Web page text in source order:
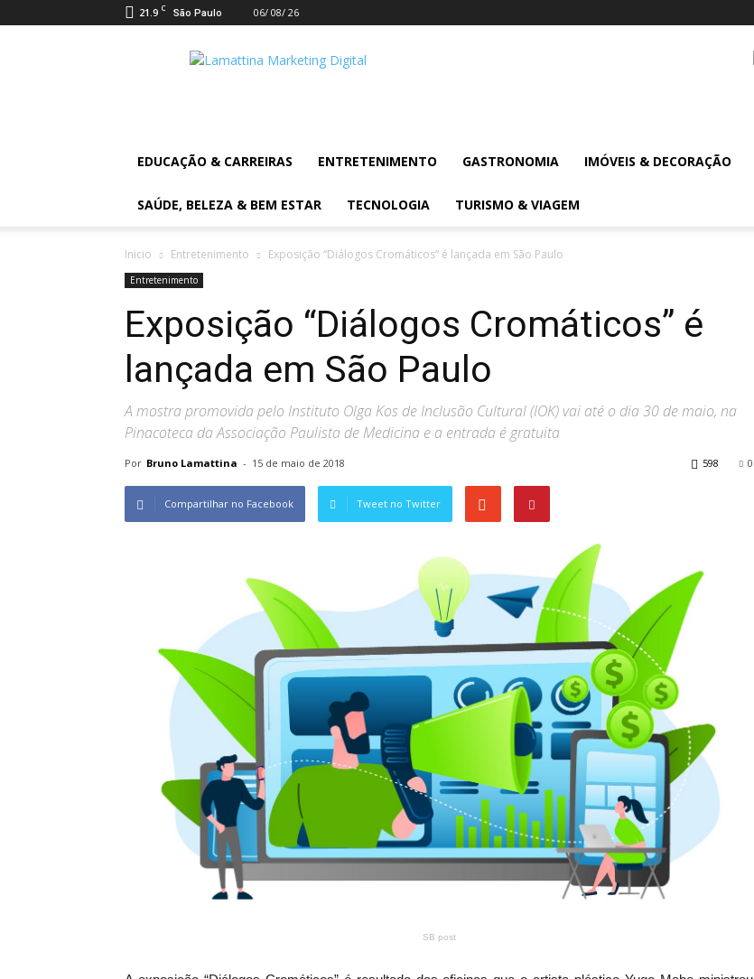
21.9 C São Paulo 06/ 08/ 26
Lamattina
EDUCAÇÃO & CARREIRAS ENTRETENIMENTO GASTRONOMIA IMÓVEIS & DECORAÇÃO
SAÚDE, BELEZA & BEM ESTAR TECNOLOGIA TURISMO & VIAGEM
Inicio Entretenimento Exposição “Diálogos Cromáticos” é lançada em São Paulo
Entretenimento
Exposição “Diálogos Cromáticos” é
lançada em São Paulo
A mostra promovida pelo Instituto Olga Kos de Inclusão Cultural (IOK) vai até o dia 30 de maio, na
Pinacoteca da Associação Paulista de Medicina e a entrada é gratuita
Por Bruno Lamattina - 15 de maio de 2018 0
598
Compartilhar no Facebook Tweet no Twitter
SB post